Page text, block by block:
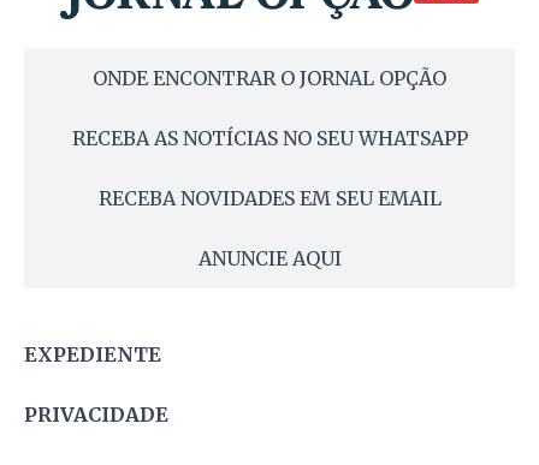
ONDE ENCONTRAR O JORNAL OPÇÃO
RECEBA AS NOTÍCIAS NO SEU WHATSAPP
RECEBA NOVIDADES EM SEU EMAIL
ANUNCIE AQUI
EXPEDIENTE
PRIVACIDADE